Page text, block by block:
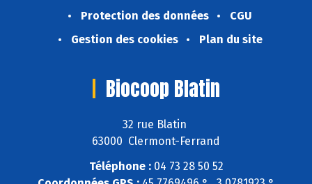
Protection des données
CGU
Gestion des cookies
Plan du site
Biocoop Blatin
32 rue Blatin
63000 Clermont-Ferrand
Téléphone :04 73 28 50 52